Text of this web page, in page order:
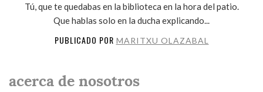
Tú, que te quedabas en la biblioteca en la hora del patio.
Que hablas solo en la ducha explicando...
PUBLICADO POR MARITXU OLAZABAL
acerca de nosotros